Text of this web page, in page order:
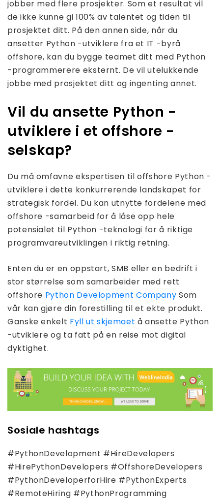
jobber med flere prosjekter. Som et resultat vil
de ikke kunne gi 100% av talentet og tiden til
prosjektet ditt. På den annen side, når du
ansetter Python -utviklere fra et IT -byrå
offshore, kan du bygge teamet ditt med Python
-programmerere eksternt. De vil utelukkende
jobbe med prosjektet ditt og ingenting annet.
Vil du ansette Python -
utviklere i et offshore -
selskap?
Du må omfavne ekspertisen til offshore Python -
utviklere i dette konkurrerende landskapet for
strategisk fordel. Du kan utnytte fordelene med
offshore -samarbeid for å låse opp hele
potensialet til Python -teknologi for å riktige
programvareutviklingen i riktig retning.
Enten du er en oppstart, SMB eller en bedrift i
stor størrelse som samarbeider med rett
offshore Python Development Company Som
vår kan gjøre din forestilling til et ekte produkt.
Ganske enkelt Fyll ut skjemaet å ansette Python
-utviklere og ta fatt på en reise mot digital
dyktighet.
Sosiale hashtags
#PythonDevelopment #HireDevelopers
#HirePythonDevelopers #OffshoreDevelopers
#PythonDeveloperforHire #PythonExperts
#RemoteHiring #PythonProgramming